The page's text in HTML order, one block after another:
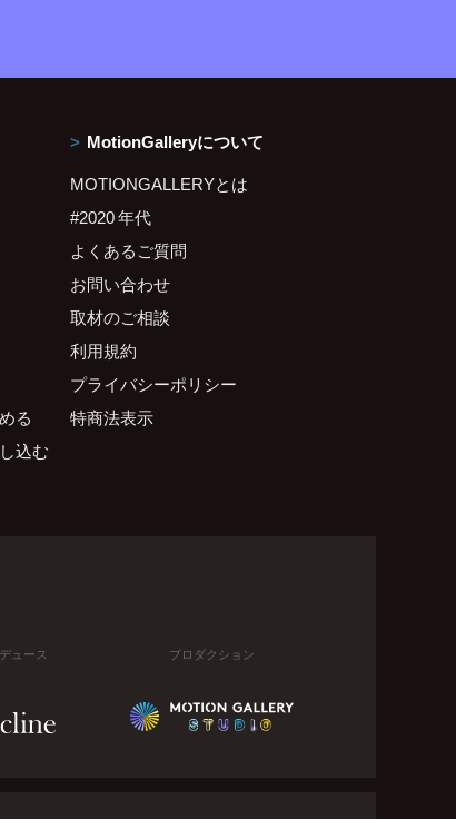
る
込む
MotionGalleryについて
MOTIONGALLERYとは
#2020 年代
よくあるご質問
お問い合わせ
取材のご相談
利用規約
プライバシーポリシー
特商法表示
ュース プロダクション